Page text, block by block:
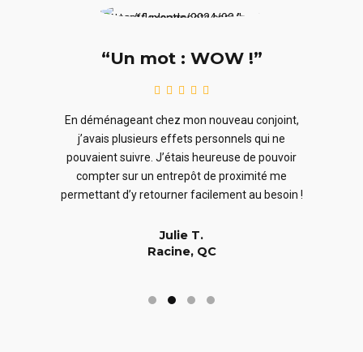
“Un mot : WOW !”
En déménageant chez mon nouveau conjoint,
j’avais plusieurs effets personnels qui ne
pouvaient suivre. J’étais heureuse de pouvoir
compter sur un entrepôt de proximité me
permettant d’y retourner facilement au besoin !
Julie T.
Racine, QC